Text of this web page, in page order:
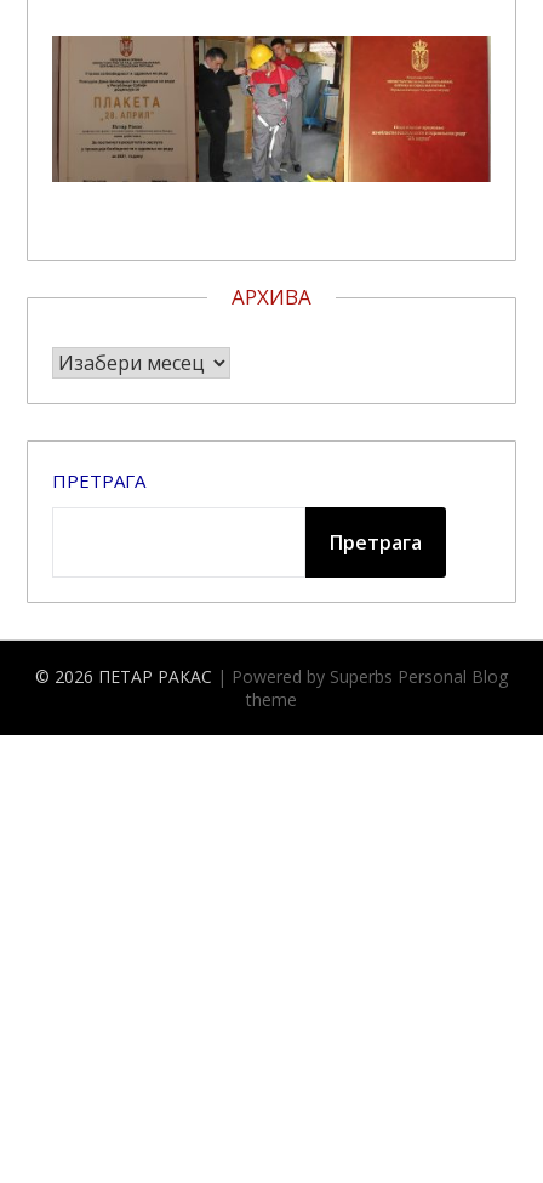
АРХИВА
Архива
ПРЕТРАГА
Претрага
© 2026 ПЕТАР РАКАС | Powered by Superbs Personal Blog
theme